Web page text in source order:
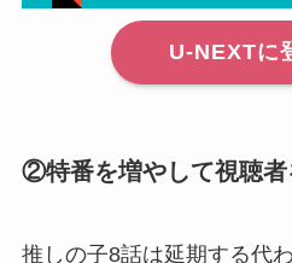
U-NEXTに
②特番を増やして視聴者
推しの子8話は延期する代